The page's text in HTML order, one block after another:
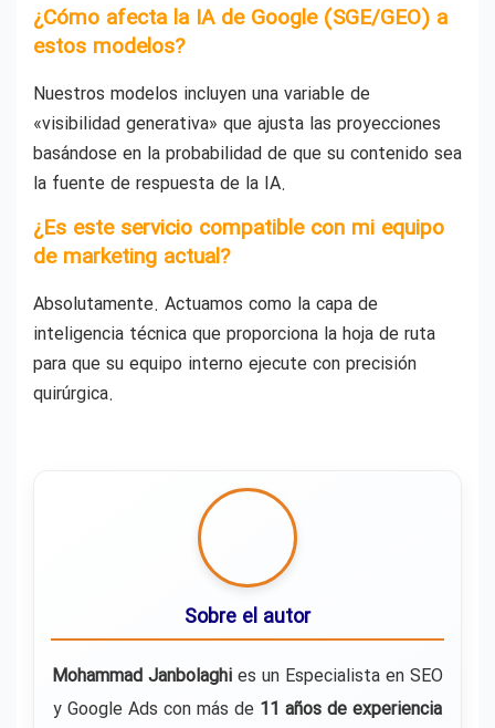
¿Cómo afecta la IA de Google (SGE/GEO) a
estos modelos?
Nuestros modelos incluyen una variable de
«visibilidad generativa» que ajusta las proyecciones
basándose en la probabilidad de que su contenido sea
la fuente de respuesta de la IA.
¿Es este servicio compatible con mi equipo
de marketing actual?
Absolutamente. Actuamos como la capa de
inteligencia técnica que proporciona la hoja de ruta
para que su equipo interno ejecute con precisión
quirúrgica.
Sobre el autor
Mohammad Janbolaghi es un Especialista en SEO
y Google Ads con más de 11 años de experiencia